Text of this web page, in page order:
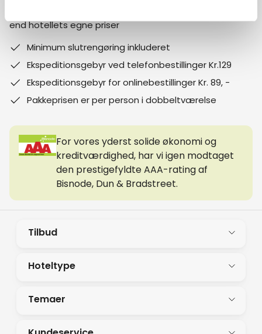
end hotellets egne priser
Minimum slutrengøring inkluderet
Ekspeditionsgebyr ved telefonbestillinger Kr.129
Ekspeditionsgebyr for onlinebestillinger Kr. 89, -
Pakkeprisen er per person i dobbeltværelse
For vores yderst solide økonomi og
kreditværdighed, har vi igen modtaget
den prestigefyldte AAA-rating af
Bisnode, Dun & Bradstreet.
Tilbud
Hoteltype
Temaer